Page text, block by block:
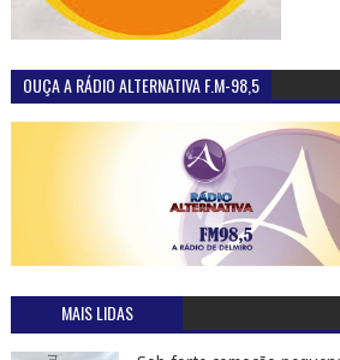
OUÇA A RÁDIO ALTERNATIVA F.M-98,5
MAIS LIDAS